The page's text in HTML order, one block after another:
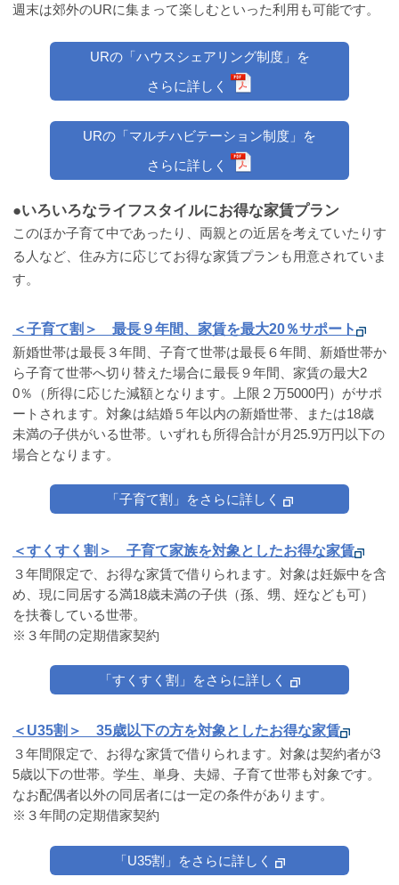
週末は郊外のURに集まって楽しむといった利用も可能です。
URの「ハウスシェアリング制度」を
さらに詳しく
URの「マルチハビテーション制度」を
さらに詳しく
●いろいろなライフスタイルにお得な家賃プラン
このほか子育て中であったり、両親との近居を考えていたりす
る人など、住み方に応じてお得な家賃プランも用意されていま
す。
＜子育て割＞ 最長９年間、家賃を最大20％サポート
新婚世帯は最長３年間、子育て世帯は最長６年間、新婚世帯か
ら子育て世帯へ切り替えた場合に最長９年間、家賃の最大2
0％（所得に応じた減額となります。上限２万5000円）がサポ
ートされます。対象は結婚５年以内の新婚世帯、または18歳
未満の子供がいる世帯。いずれも所得合計が月25.9万円以下の
場合となります。
「子育て割」をさらに詳しく
＜すくすく割＞ 子育て家族を対象としたお得な家賃
３年間限定で、お得な家賃で借りられます。対象は妊娠中を含
め、現に同居する満18歳未満の子供（孫、甥、姪なども可）
を扶養している世帯。
※３年間の定期借家契約
「すくすく割」をさらに詳しく
＜U35割＞ 35歳以下の方を対象としたお得な家賃
３年間限定で、お得な家賃で借りられます。対象は契約者が3
5歳以下の世帯。学生、単身、夫婦、子育て世帯も対象です。
なお配偶者以外の同居者には一定の条件があります。
※３年間の定期借家契約
「U35割」をさらに詳しく